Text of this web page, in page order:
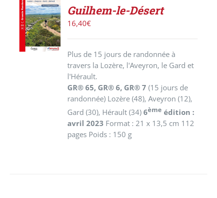
AU
PANIER
/
DÉTAILS
Guilhem-le-Désert
16,40€
Plus de 15 jours de randonnée à
travers la Lozère, l'Aveyron, le Gard et
l'Hérault.
GR® 65, GR® 6, GR® 7(15 jours de
randonnée) Lozère (48), Aveyron (12),
Gard (30), Hérault (34)6ème édition :
avril 2023 Format : 21 x 13,5 cm 112
pages Poids : 150 g